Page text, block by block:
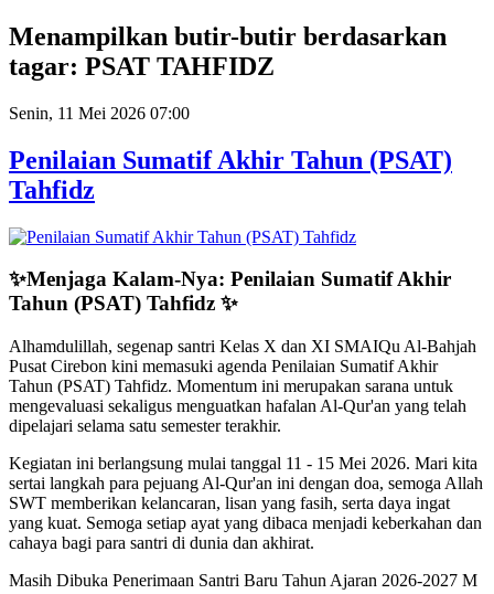
Menampilkan butir-butir berdasarkan
tagar: PSAT TAHFIDZ
Senin, 11 Mei 2026 07:00
Penilaian Sumatif Akhir Tahun (PSAT)
Tahfidz
✨Menjaga Kalam-Nya: Penilaian Sumatif Akhir
Tahun (PSAT) Tahfidz ✨
Alhamdulillah, segenap santri Kelas X dan XI SMAIQu Al-Bahjah
Pusat Cirebon kini memasuki agenda Penilaian Sumatif Akhir
Tahun (PSAT) Tahfidz. Momentum ini merupakan sarana untuk
mengevaluasi sekaligus menguatkan hafalan Al-Qur'an yang telah
dipelajari selama satu semester terakhir.
Kegiatan ini berlangsung mulai tanggal 11 - 15 Mei 2026. Mari kita
sertai langkah para pejuang Al-Qur'an ini dengan doa, semoga Allah
SWT memberikan kelancaran, lisan yang fasih, serta daya ingat
yang kuat. Semoga setiap ayat yang dibaca menjadi keberkahan dan
cahaya bagi para santri di dunia dan akhirat.
Masih Dibuka Penerimaan Santri Baru Tahun Ajaran 2026-2027 M